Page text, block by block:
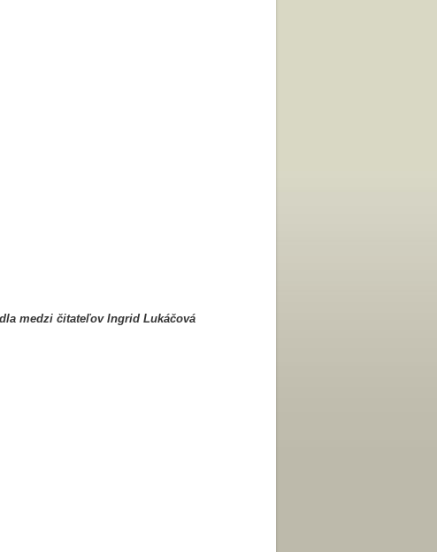
medzi čitateľov Ingrid Lukáčová